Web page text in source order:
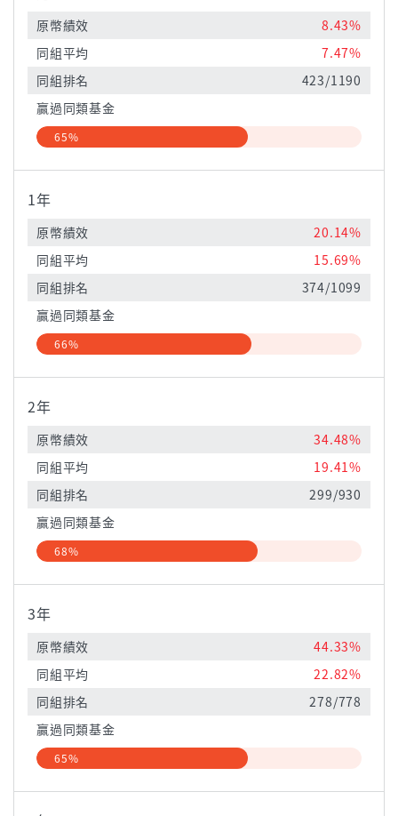
原幣績效
8.43%
同組平均
7.47%
同組排名
423/1190
贏過同類基金
65%
1年
原幣績效
20.14%
同組平均
15.69%
同組排名
374/1099
贏過同類基金
66%
2年
原幣績效
34.48%
同組平均
19.41%
同組排名
299/930
贏過同類基金
68%
3年
原幣績效
44.33%
同組平均
22.82%
同組排名
278/778
贏過同類基金
65%